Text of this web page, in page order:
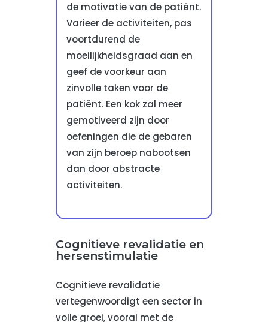
de motivatie van de patiënt.
Varieer de activiteiten, pas
voortdurend de
moeilijkheidsgraad aan en
geef de voorkeur aan
zinvolle taken voor de
patiënt. Een kok zal meer
gemotiveerd zijn door
oefeningen die de gebaren
van zijn beroep nabootsen
dan door abstracte
activiteiten.
Cognitieve revalidatie en
hersenstimulatie
Cognitieve revalidatie
vertegenwoordigt een sector in
volle groei, vooral met de